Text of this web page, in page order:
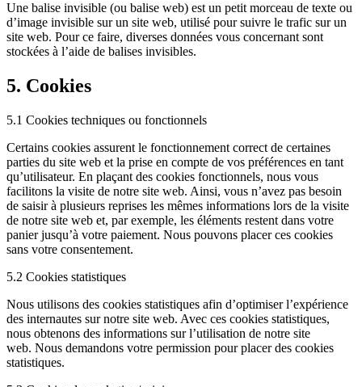
Une balise invisible (ou balise web) est un petit morceau de texte ou
d’image invisible sur un site web, utilisé pour suivre le trafic sur un
site web. Pour ce faire, diverses données vous concernant sont
stockées à l’aide de balises invisibles.
5. Cookies
5.1 Cookies techniques ou fonctionnels
Certains cookies assurent le fonctionnement correct de certaines
parties du site web et la prise en compte de vos préférences en tant
qu’utilisateur. En plaçant des cookies fonctionnels, nous vous
facilitons la visite de notre site web. Ainsi, vous n’avez pas besoin
de saisir à plusieurs reprises les mêmes informations lors de la visite
de notre site web et, par exemple, les éléments restent dans votre
panier jusqu’à votre paiement. Nous pouvons placer ces cookies
sans votre consentement.
5.2 Cookies statistiques
Nous utilisons des cookies statistiques afin d’optimiser l’expérience
des internautes sur notre site web. Avec ces cookies statistiques,
nous obtenons des informations sur l’utilisation de notre site
web. Nous demandons votre permission pour placer des cookies
statistiques.